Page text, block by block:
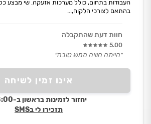
אינו זמין לשיחה
יחזור לזמינות בראשון ב-08:00
תזכירו לי בSMS
העבודות בתחום, כולל מערכות אזעקה. שי מבצע
בהתאם לצורכי הלקוח,...
חוות דעת שהתקבלה
5.00
״הייתה חוויה ממש טובה״